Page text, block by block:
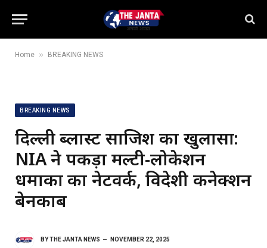
Home » BREAKING NEWS
BREAKING NEWS
दिल्ली ब्लास्ट साजिश का खुलासा:
NIA ने पकड़ा मल्टी-लोकेशन
धमाकों का नेटवर्क, विदेशी कनेक्शन
बेनकाब
BYTHE JANTA NEWS NOVEMBER 22, 2025